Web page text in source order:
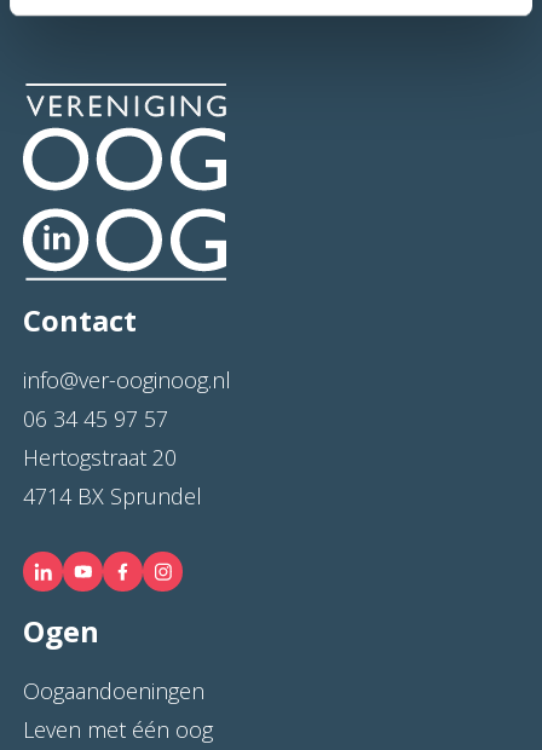
Contact
info@ver-ooginoog.nl
06 34 45 97 57
Hertogstraat 20
4714 BX Sprundel
Ogen
Oogaandoeningen
Leven met één oog